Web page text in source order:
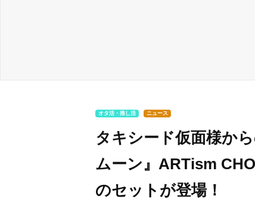
オタ活・推し活 ニュース
タキシード仮面様か
ムーン』ARTism
のセットが登場！